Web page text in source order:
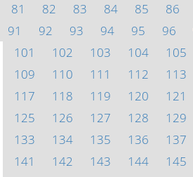
81
82 83 84 85 86
91
92 93 94 95 96
101
102 103 104 105
109
110 111 112 113
117
118 119 120 121
125
126 127 128 129
133
134 135 136 137
141
142 143 144 145